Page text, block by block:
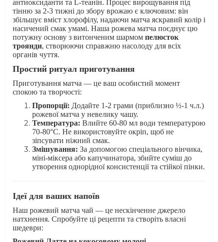
антиоксиданти та L-теанін. Процес вирощування під
тінню за 2-3 тижні до збору врожаю є ключовим: він
збільшує вміст хлорофілу, надаючи матча яскравий колір і
насичений смак умамі. Наша рожева матча поєднує цю
потужну основу з витонченим шармом пелюсток
троянди, створюючи справжню насолоду для всіх
органів чуття.
Простий ритуал приготування
Приготування матча — це ваш особистий момент
спокою та творчості:
Пропорції: Додайте 1-2 грами (приблизно ½-1 ч.л.)
рожевої матча у невелику чашу.
Температура: Влийте 60-80 мл води температурою
70-80°C. Не використовуйте окріп, щоб не
зіпсувати ніжний смак.
Змішування: За допомогою спеціального вінчика,
міні-міксера або капучинатора, збийте суміш до
утворення однорідної консистенції та стійкої пінки.
Ідеї для ваших напоїв
Наш рожевий матча чай — це нескінченне джерело
натхнення. Спробуйте ці рецепти та створіть власні
шедеври: